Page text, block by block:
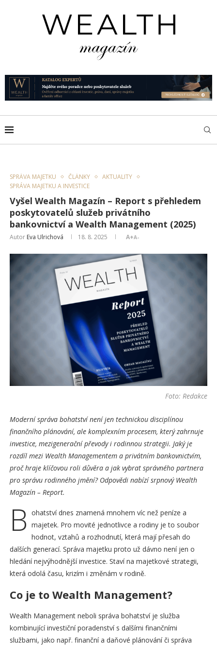
SPRÁVA MAJETKU ČLÁNKY
AKTUALITY
SPRÁVA MAJETKU A INVESTICE
Vyšel Wealth Magazín – Report s přehledem
poskytovatelů služeb privátního
bankovnictví a Wealth Management (2025)
Autor Eva Ulrichová 18. 8. 2025 A+A-
Foto: Redakce
Moderní správa bohatství není jen technickou disciplínou
finančního plánování, ale komplexním procesem, který zahrnuje
investice, mezigenerační převody i rodinnou strategii. Jaký je
rozdíl mezi Wealth Managementem a privátním bankovnictvím,
proč hraje klíčovou roli důvěra a jak vybrat správného partnera
pro správu rodinného jmění? Odpovědi nabízí srpnový Wealth
Magazín – Report.
B ohatství dnes znamená mnohem víc než peníze a
majetek. Pro movité jednotlivce a rodiny je to soubor
hodnot, vztahů a rozhodnutí, která mají přesah do
dalších generací. Správa majetku proto už dávno není jen o
hledání nejvýhodnější investice. Staví na majetkové strategii,
která odolá času, krizím i změnám v rodině.
Co je to Wealth Management?
Wealth Management neboli správa bohatství je služba
kombinující investiční poradenství s dalšími finančními
službami, jako např. finanční a daňové plánování či správa